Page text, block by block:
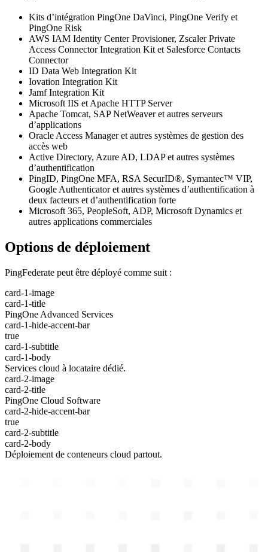
Kits d’intégration PingOne DaVinci, PingOne Verify et
PingOne Risk
AWS IAM Identity Center Provisioner, Zscaler Private
Access Connector Integration Kit et Salesforce Contacts
Connector
ID Data Web Integration Kit
Iovation Integration Kit
Jamf Integration Kit
Microsoft IIS et Apache HTTP Server
Apache Tomcat, SAP NetWeaver et autres serveurs
d’applications
Oracle Access Manager et autres systèmes de gestion des
accès web
Active Directory, Azure AD, LDAP et autres systèmes
d’authentification
PingID, PingOne MFA, RSA SecurID®, Symantec™ VIP,
Google Authenticator et autres systèmes d’authentification à
deux facteurs et d’authentification forte
Microsoft 365, PeopleSoft, ADP, Microsoft Dynamics et
autres applications commerciales
Options de déploiement
PingFederate peut être déployé comme suit :
card-1-image
card-1-title
PingOne Advanced Services
card-1-hide-accent-bar
true
card-1-subtitle
card-1-body
Services cloud à locataire dédié.
card-2-image
card-2-title
PingOne Cloud Software
card-2-hide-accent-bar
true
card-2-subtitle
card-2-body
Déploiement de conteneurs cloud partout.